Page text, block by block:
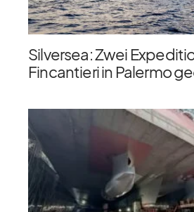
Silversea: Zwei
Fincantieri in Palermo